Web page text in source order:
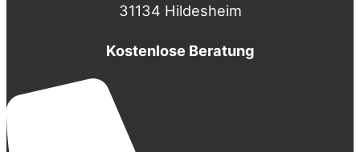
31134 Hildesheim
Kostenlose Beratung